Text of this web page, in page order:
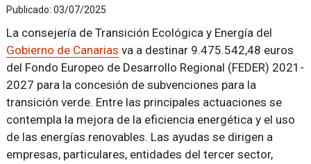
Publicado: 03/07/2025
La consejería de Transición Ecológica y Energía del
Gobierno de Canarias va a destinar 9.475.542,48 euros
del Fondo Europeo de Desarrollo Regional (FEDER) 2021-
2027 para la concesión de subvenciones para la
transición verde. Entre las principales actuaciones se
contempla la mejora de la eficiencia energética y el uso
de las energías renovables. Las ayudas se dirigen a
empresas, particulares, entidades del tercer sector,